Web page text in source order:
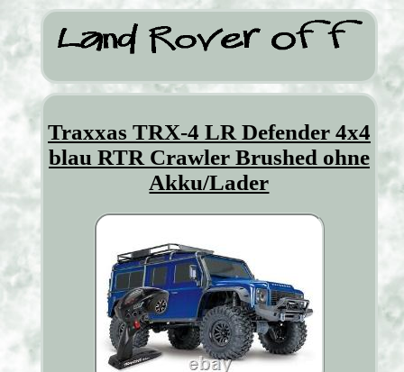
Traxxas TRX-4 LR Defender 4x4
blau RTR Crawler Brushed ohne
Akku/Lader